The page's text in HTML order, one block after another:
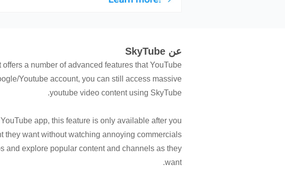
عن SkyTube
a number of advanced features that YouTube
Youtube account, you can still access massive
youtube video content using SkyTube.
app, this feature is only available after you
they want without watching annoying commercials
and explore popular content and channels as they
want.